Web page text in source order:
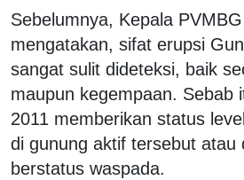
Sebelumnya, Kepala
mengatakan, sifat erupsi
sangat sulit dideteksi, baik
maupun kegempaan. Sebab
2011 memberikan status
di gunung aktif tersebut atau
berstatus waspada.